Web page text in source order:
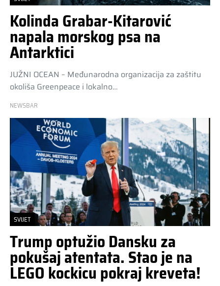
Kolinda Grabar-Kitarović
napala morskog psa na
Antarktici
JUŽNI OCEAN – Međunarodna organizacija za zaštitu
okoliša Greenpeace i lokalno…
NEWSBAR
SVIJET
Trump optužio Dansku za
pokušaj atentata. Stao je na
LEGO kockicu pokraj kreveta!